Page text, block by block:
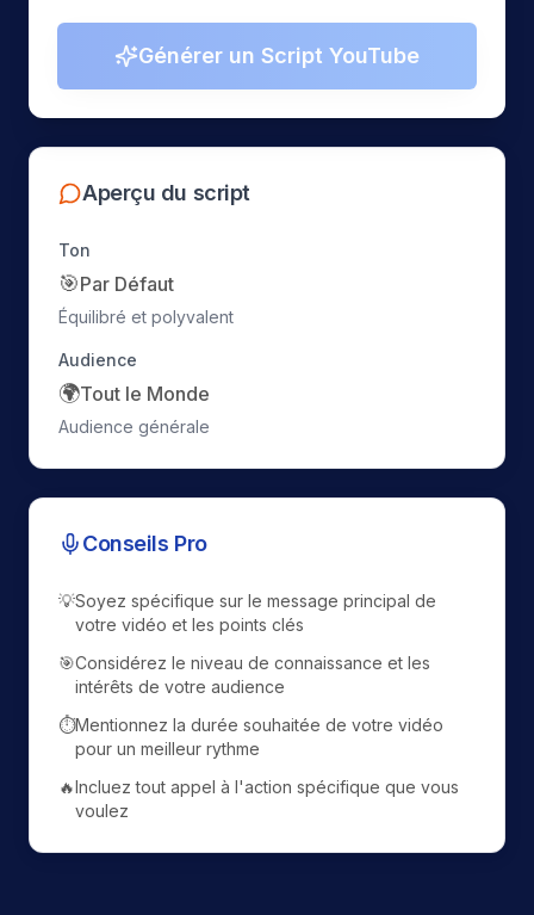
Générer un Script YouTube
Aperçu du script
Ton
🎯Par Défaut
Équilibré et polyvalent
Audience
🌍Tout le Monde
Audience générale
Conseils Pro
💡Soyez spécifique sur le message principal de
votre vidéo et les points clés
🎯Considérez le niveau de connaissance et les
intérêts de votre audience
⏱️Mentionnez la durée souhaitée de votre vidéo
pour un meilleur rythme
🔥Incluez tout appel à l'action spécifique que vous
voulez